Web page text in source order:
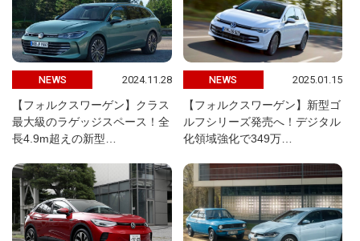
NEWS 2024.11.28
【フォルクスワーゲン】クラス
最大級のラゲッジスペース！全
長4.9m超えの新型…
NEWS 2025.01.15
【フォルクスワーゲン】新型ゴ
ルフシリーズ発売へ！デジタル
化領域強化で349万…